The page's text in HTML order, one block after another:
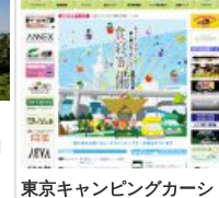
東京キャンピングカーシ